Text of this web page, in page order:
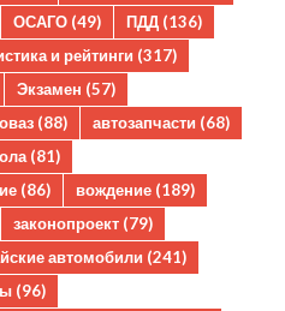
ОСАГО (49) ПДД (136)
и рейтинги (317)
Экзамен (57)
(88) автозапчасти (68)
(81)
(86) вождение (189)
законопроект (79)
автомобили (241)
(96)